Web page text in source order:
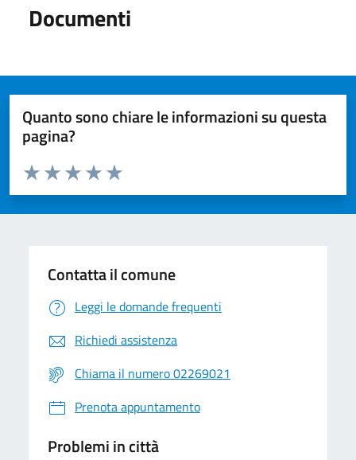
Documenti
Quanto sono chiare le informazioni su questa
pagina?
Valuta da 1 a 5 stelle la pagina
Valuta 5 stelle su 5
Valuta 4 stelle su 5
Valuta 3 stelle su 5
Valuta 2 stelle su 5
Valuta 1 stelle su 5
Contatta il comune
Leggi le domande frequenti
Richiedi assistenza
Chiama il numero 02269021
Prenota appuntamento
Problemi in città